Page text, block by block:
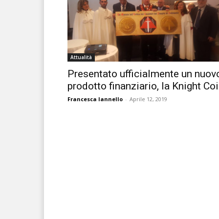
Attualità
Presentato ufficialmente un
prodotto finanziario, la Knight
Francesca Iannello - Aprile 12, 2019